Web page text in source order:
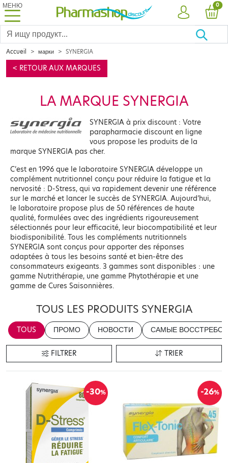
МЕНЮ
УЧЕТНАЯ
0
Accueil марки SYNERGIA
< RETOUR AUX MARQUES
LA MARQUE SYNERGIA
SYNERGIA à prix discount : Votre
parapharmacie discount en ligne
vous propose les produits de la
marque SYNERGIA pas cher.
C’est en 1996 que le laboratoire SYNERGIA développe un
complément nutritionnel conçu pour réduire la fatigue et la
nervosité : D-Stress, qui va rapidement devenir une référence
sur le marché et lancer le succès de SYNERGIA. Aujourd’hui,
le laboratoire propose plus de 50 références de haute
qualité, formulées avec des ingrédients rigoureusement
sélectionnés pour leur efficacité, leur biocompatibilité et leur
biodisponibilité. Tous les compléments nutritionnels
SYNERGIA sont conçus pour apporter des réponses
adaptées à tous les besoins santé et bien-être des
consommateurs exigeants. 3 gammes sont disponibles : une
gamme Nutrithérapie, une gamme Phytothérapie et une
gamme de Cures Saisonnières.
TOUS LES PRODUITS SYNERGIA
TOUS ПРОМО НОВОСТИ САМЫЕ
FILTRER TRIER
-30% -26%